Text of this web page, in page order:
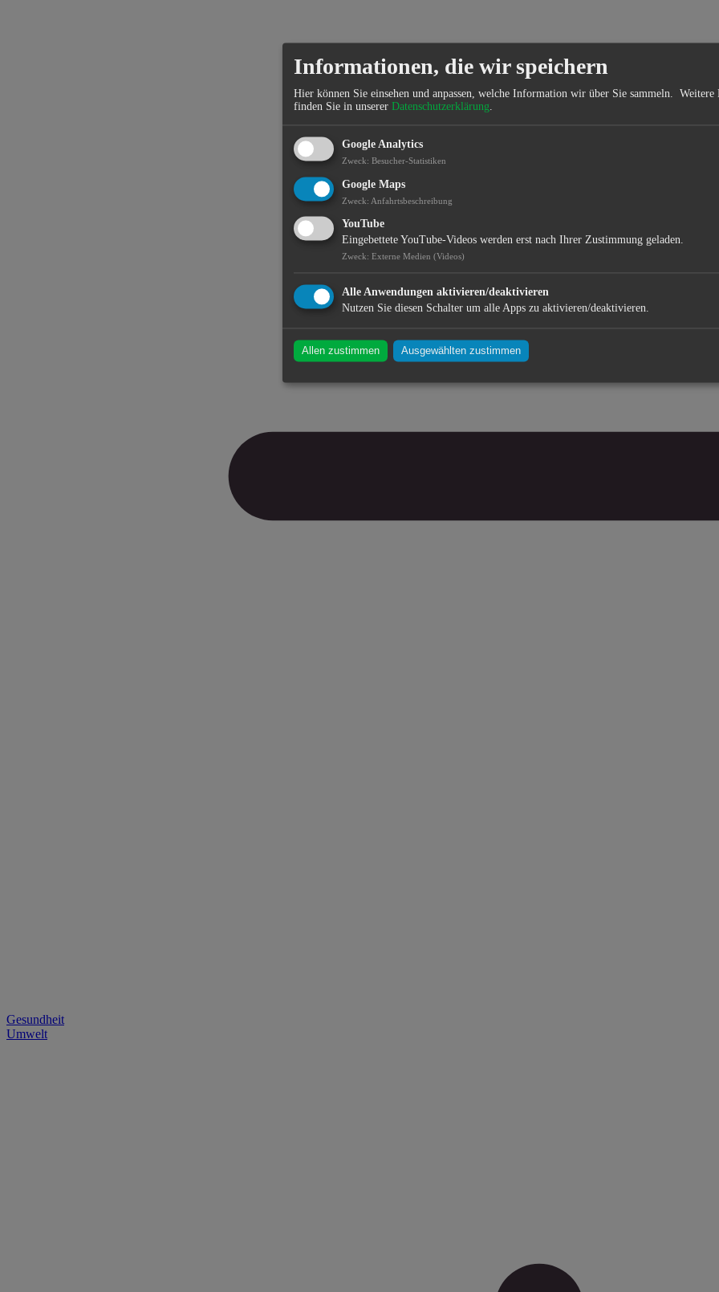
Gesundheit
Umwelt
Informationen, die wir speichern
Hier können Sie einsehen und anpassen, welche Information wir über Sie sammeln. Weitere
finden Sie in unserer Datenschutzerklärung.
Google Analytics
Zweck: Besucher-Statistiken
Google Maps
Zweck: Anfahrtsbeschreibung
YouTube
Eingebettete YouTube-Videos werden erst nach Ihrer Zustimmung geladen.
Zweck: Externe Medien (Videos)
Alle Anwendungen aktivieren/deaktivieren
Nutzen Sie diesen Schalter um alle Apps zu aktivieren/deaktivieren.
Allen zustimmen Ausgewählten zustimmen